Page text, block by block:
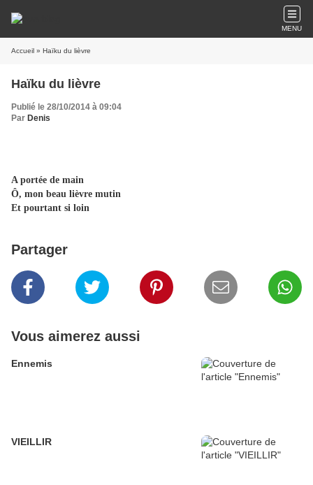
MENU
Accueil » Haïku du lièvre
Haïku du lièvre
Publié le 28/10/2014 à 09:04
Par Denis
A portée de main
Ô, mon beau lièvre mutin
Et pourtant si loin
Partager
Vous aimerez aussi
Ennemis
VIEILLIR